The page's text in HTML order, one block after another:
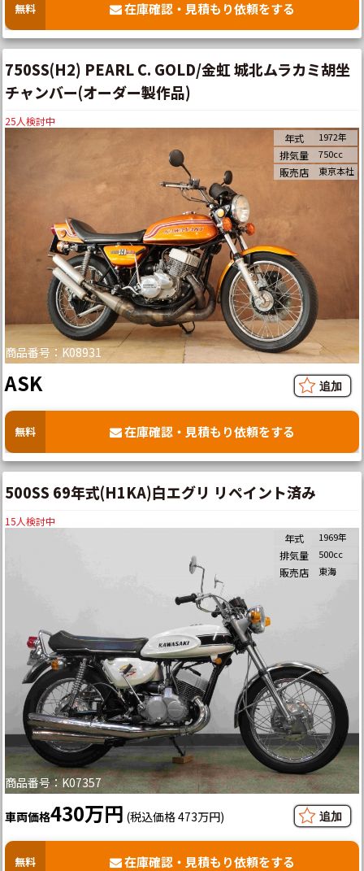
無料 在庫確認・見積もり依頼をする
750SS(H2) PEARL C. GOLD/金虹 城北ムラカミ胡坐
チャンバー(オーダー製作品)
25人検討中
商品番号：K08931
年式 1972年
排気量 750cc
販売店 東京本社
ASK
無料 在庫確認・見積もり依頼をする
500SS 69年式(H1KA)白エグリ リペイント済み
15人検討中
商品番号：K07357
年式 1969年
排気量 500cc
販売店 東海
車両価格430万円 (税込価格 473万円)
無料 在庫確認・見積もり依頼をする